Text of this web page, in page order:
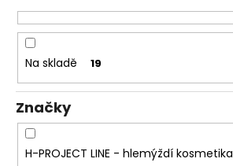
o
d
u
k
t
ů
Na skladě 19
Značky
H-PROJECT LINE - hlemýždí kosmetika